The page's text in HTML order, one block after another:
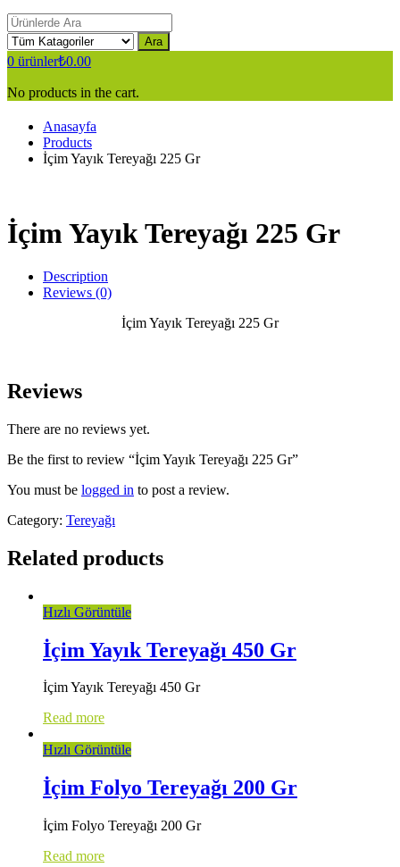
Ara
0 ürünler₺0.00
No products in the cart.
Anasayfa
Products
İçim Yayık Tereyağı 225 Gr
İçim Yayık Tereyağı 225 Gr
Description
Reviews (0)
İçim Yayık Tereyağı 225 Gr
Reviews
There are no reviews yet.
Be the first to review “İçim Yayık Tereyağı 225 Gr”
You must be logged in to post a review.
Category: Tereyağı
Related products
Hızlı Görüntüle
İçim Yayık Tereyağı 450 Gr
İçim Yayık Tereyağı 450 Gr
Read more
Hızlı Görüntüle
İçim Folyo Tereyağı 200 Gr
İçim Folyo Tereyağı 200 Gr
Read more